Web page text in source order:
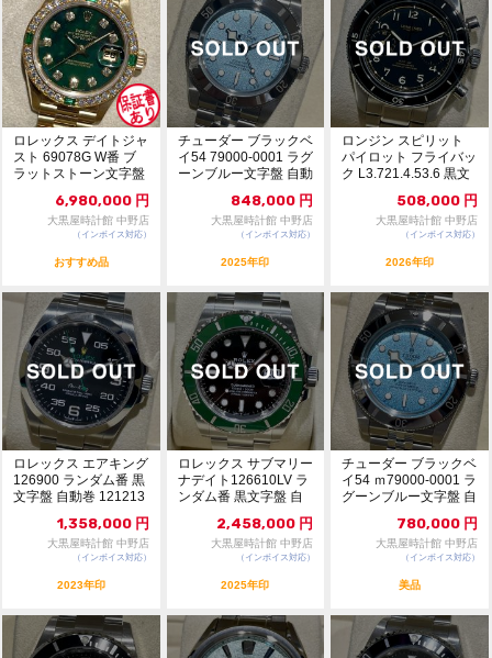
ロレックス デイトジャ
スト 69078G W番 ブ
ラットストーン文字盤
6,980,000 円
大黒屋時計館 中野店
（インボイス対応）
おすすめ品
チューダー ブラックベ
イ54 79000-0001 ラグ
ーンブルー文字盤 自動
848,000 円
大黒屋時計館 中野店
（インボイス対応）
2025年印
ロンジン スピリット
パイロット フライバッ
ク L3.721.4.53.6 黒文
508,000 円
大黒屋時計館 中野店
（インボイス対応）
2026年印
ロレックス エアキング
126900 ランダム番 黒
文字盤 自動巻 121213
1,358,000 円
大黒屋時計館 中野店
（インボイス対応）
2023年印
ロレックス サブマリー
ナデイト126610LV ラ
ンダム番 黒文字盤 自
2,458,000 円
大黒屋時計館 中野店
（インボイス対応）
2025年印
チューダー ブラックベ
イ54 ｍ79000-0001 ラ
グーンブルー文字盤 自
780,000 円
大黒屋時計館 中野店
（インボイス対応）
美品